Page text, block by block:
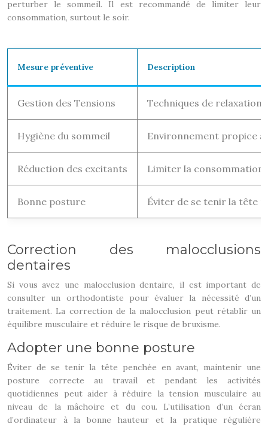
perturber le sommeil. Il est recommandé de limiter leur
consommation, surtout le soir.
Mesure préventive Description
Gestion des Tensions Techniques de
Hygiène du sommeil Environnement propice
Réduction des excitants Limiter la consommation
Bonne posture Éviter de se tenir la tête
Correction des malocclusions
dentaires
Si vous avez une malocclusion dentaire, il est important de
consulter un orthodontiste pour évaluer la nécessité d’un
traitement. La correction de la malocclusion peut rétablir un
équilibre musculaire et réduire le risque de bruxisme.
Adopter une bonne posture
Éviter de se tenir la tête penchée en avant, maintenir une
posture correcte au travail et pendant les activités
quotidiennes peut aider à réduire la tension musculaire au
niveau de la mâchoire et du cou. L’utilisation d’un écran
d’ordinateur à la bonne hauteur et la pratique régulière